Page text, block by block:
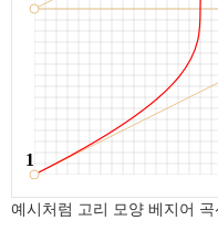
예시처럼 고리 모양 베지어